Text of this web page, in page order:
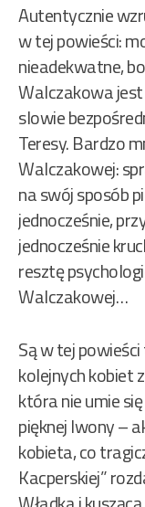
Autentycznie
w tej powieści:
nieadekwatne,
Walczakowa
slowie
Teresy. Bardzo
Walczakowej:
na swój sposób
jednocześnie,
jednocześnie
resztę
Walczakowej…
Są w tej
kolejnych kobiet
która nie umie
pięknej Iwony –
kobieta, co
Kacperskiej”